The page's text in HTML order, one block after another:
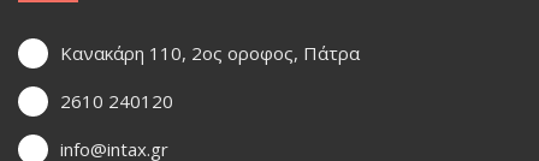
Κανακάρη 110, 2ος οροφος, Πάτρα
2610 240120
info@intax.gr